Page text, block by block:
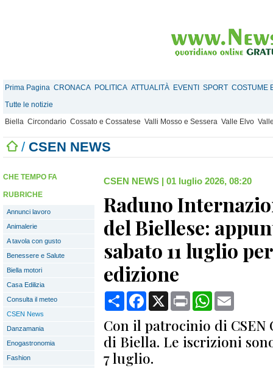
Prima Pagina CRONACA POLITICA ATTUALITÀ EVENTI SPORT COSTUME
Tutte le notizie
Biella Circondario Cossato e Cossatese Valli Mosso e Sessera Valle Elvo
/ CSEN NEWS
CHE TEMPO FA
RUBRICHE
Annunci lavoro
Animalerie
A tavola con gusto
Benessere e Salute
Biella motori
Casa Edilizia
Consulta il meteo
CSEN News
Danzamania
Enogastronomia
Fashion
CSEN NEWS | 01 luglio 2026, 08:20
Raduno
del Biellese:
sabato 11 luglio
edizione
CondividiFacebook
X Print WhatsApp
Con il patrocinio di
di Biella. Le iscrizioni
7 luglio.